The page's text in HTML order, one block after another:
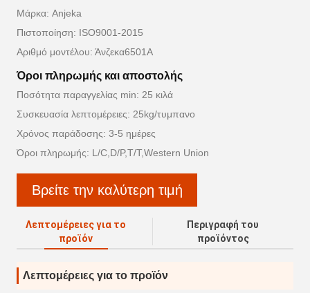
Μάρκα: Anjeka
Πιστοποίηση: ISO9001-2015
Αριθμό μοντέλου: Άνζεκα6501Α
Όροι πληρωμής και αποστολής
Ποσότητα παραγγελίας min: 25 κιλά
Συσκευασία λεπτομέρειες: 25kg/τυμπανο
Χρόνος παράδοσης: 3-5 ημέρες
Όροι πληρωμής: L/C,D/P,T/T,Western Union
Βρείτε την καλύτερη τιμή
Λεπτομέρειες για το
προϊόν
Περιγραφή του
προϊόντος
Λεπτομέρειες για το προϊόν